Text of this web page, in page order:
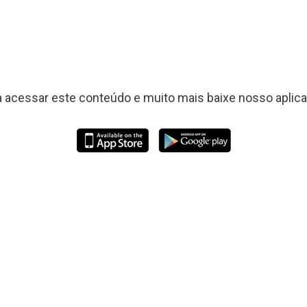
acessar este conteúdo e muito mais baixe nosso